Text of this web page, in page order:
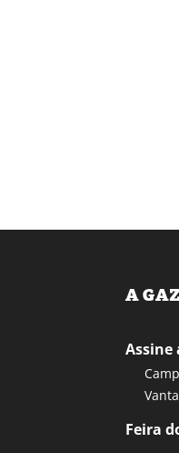
A
Assine
Feira